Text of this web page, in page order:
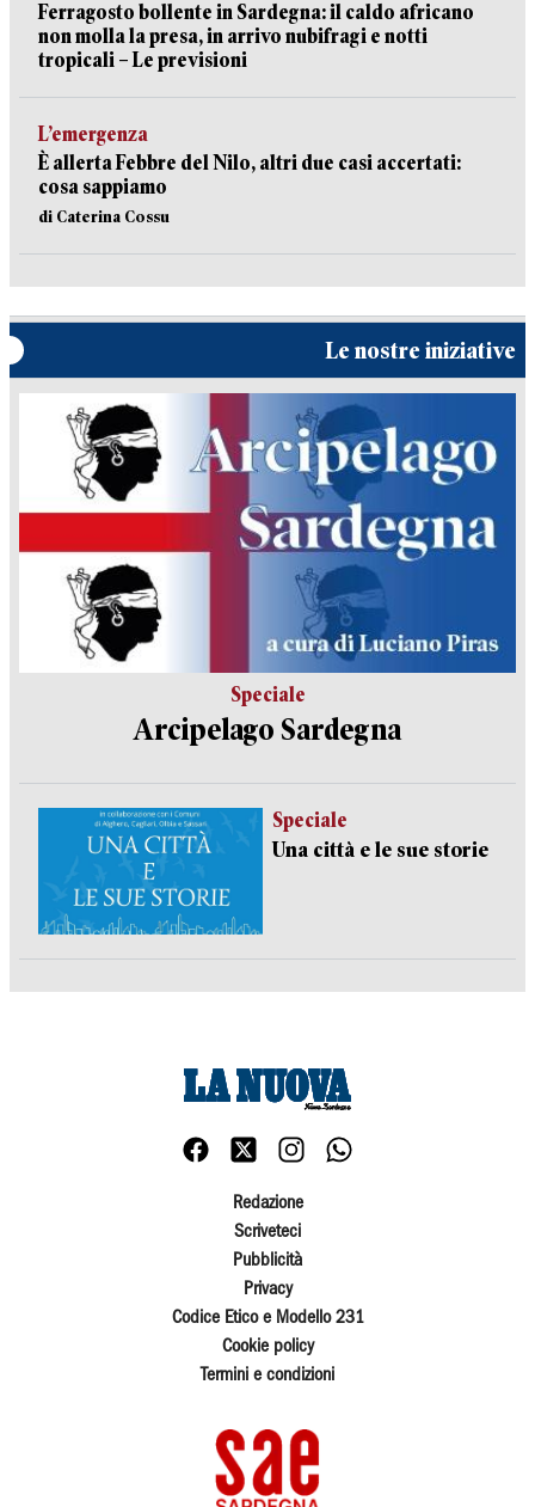
Ferragosto bollente in Sardegna: il caldo africano
non molla la presa, in arrivo nubifragi e notti
tropicali – Le previsioni
L’emergenza
È allerta Febbre del Nilo, altri due casi accertati:
cosa sappiamo
di Caterina Cossu
Le nostre iniziative
Speciale
Arcipelago Sardegna
Speciale
Una città e le sue storie
Redazione
Scriveteci
Pubblicità
Privacy
Codice Etico e Modello 231
Cookie policy
Termini e condizioni